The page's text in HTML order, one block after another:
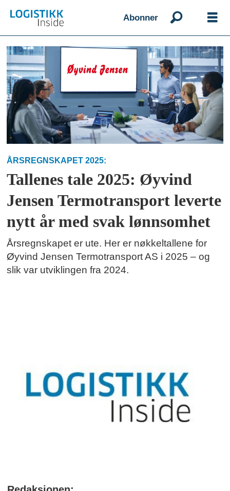
Abonner
Emne:
øyvind
jensen
termotransport
ÅRSREGNSKAPET 2025:
Tallenes tale 2025: Øyvind
Jensen Termotransport leverte
nytt år med svak lønnsomhet
Årsregnskapet er ute. Her er nøkkeltallene for
Øyvind Jensen Termotransport AS i 2025 – og
slik var utviklingen fra 2024.